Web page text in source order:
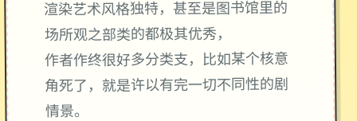
渲染艺术风格独特，甚至是图书馆里的
场所观之部类的都极其优秀，
作者作终很好多分类支，比如某个核意
角死了，就是许以有完一切不同性的剧
情景。